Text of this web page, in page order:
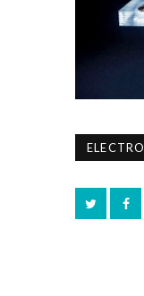
ELECTRO